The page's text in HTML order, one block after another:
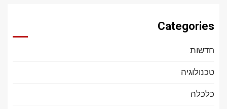
Categories
חדשות
טכנולוגיה
כלכלה